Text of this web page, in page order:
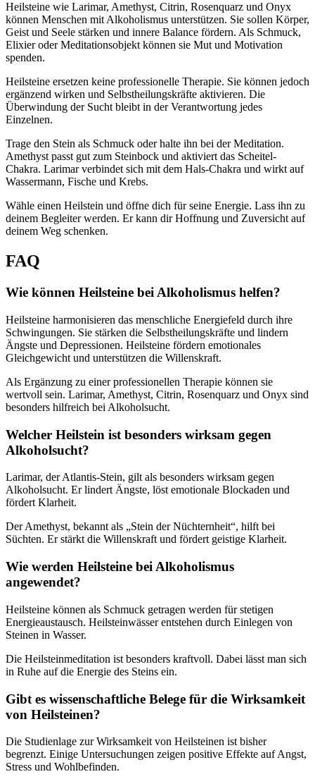
Heilsteine wie Larimar, Amethyst, Citrin, Rosenquarz und Onyx
können Menschen mit Alkoholismus unterstützen. Sie sollen Körper,
Geist und Seele stärken und innere Balance fördern. Als Schmuck,
Elixier oder Meditationsobjekt können sie Mut und Motivation
spenden.
Heilsteine ersetzen keine professionelle Therapie. Sie können jedoch
ergänzend wirken und Selbstheilungskräfte aktivieren. Die
Überwindung der Sucht bleibt in der Verantwortung jedes
Einzelnen.
Trage den Stein als Schmuck oder halte ihn bei der Meditation.
Amethyst passt gut zum Steinbock und aktiviert das Scheitel-
Chakra. Larimar verbindet sich mit dem Hals-Chakra und wirkt auf
Wassermann, Fische und Krebs.
Wähle einen Heilstein und öffne dich für seine Energie. Lass ihn zu
deinem Begleiter werden. Er kann dir Hoffnung und Zuversicht auf
deinem Weg schenken.
FAQ
Wie können Heilsteine bei Alkoholismus helfen?
Heilsteine harmonisieren das menschliche Energiefeld durch ihre
Schwingungen. Sie stärken die Selbstheilungskräfte und lindern
Ängste und Depressionen. Heilsteine fördern emotionales
Gleichgewicht und unterstützen die Willenskraft.
Als Ergänzung zu einer professionellen Therapie können sie
wertvoll sein. Larimar, Amethyst, Citrin, Rosenquarz und Onyx sind
besonders hilfreich bei Alkoholsucht.
Welcher Heilstein ist besonders wirksam gegen
Alkoholsucht?
Larimar, der Atlantis-Stein, gilt als besonders wirksam gegen
Alkoholsucht. Er lindert Ängste, löst emotionale Blockaden und
fördert Klarheit.
Der Amethyst, bekannt als „Stein der Nüchternheit“, hilft bei
Süchten. Er stärkt die Willenskraft und fördert geistige Klarheit.
Wie werden Heilsteine bei Alkoholismus
angewendet?
Heilsteine können als Schmuck getragen werden für stetigen
Energieaustausch. Heilsteinwässer entstehen durch Einlegen von
Steinen in Wasser.
Die Heilsteinmeditation ist besonders kraftvoll. Dabei lässt man sich
in Ruhe auf die Energie des Steins ein.
Gibt es wissenschaftliche Belege für die Wirksamkeit
von Heilsteinen?
Die Studienlage zur Wirksamkeit von Heilsteinen ist bisher
begrenzt. Einige Untersuchungen zeigen positive Effekte auf Angst,
Stress und Wohlbefinden.